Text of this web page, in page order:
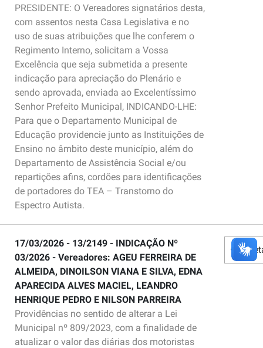
PRESIDENTE: O Vereadores signatários desta,
com assentos nesta Casa Legislativa e no
uso de suas atribuições que lhe conferem o
Regimento Interno, solicitam a Vossa
Excelência que seja submetida a presente
indicação para apreciação do Plenário e
sendo aprovada, enviada ao Excelentíssimo
Senhor Prefeito Municipal, INDICANDO-LHE:
Para que o Departamento Municipal de
Educação providencie junto as Instituições de
Ensino no âmbito deste município, além do
Departamento de Assistência Social e/ou
repartições afins, cordões para identificações
de portadores do TEA – Transtorno do
Espectro Autista.
17/03/2026 - 13/2149 - INDICAÇÃO Nº
03/2026 - Vereadores: AGEU FERREIRA DE
ALMEIDA, DINOILSON VIANA E SILVA, EDNA
APARECIDA ALVES MACIEL, LEANDRO
HENRIQUE PEDRO E NILSON PARREIRA
Providências no sentido de alterar a Lei
Municipal nº 809/2023, com a finalidade de
atualizar o valor das diárias dos motoristas